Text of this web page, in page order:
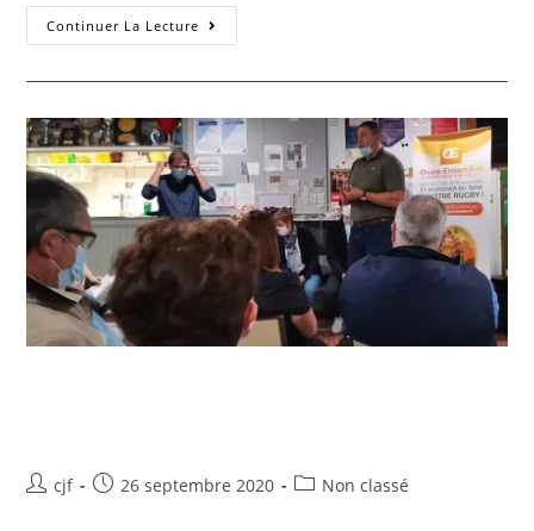
Continuer La Lecture
cjf 26 septembre 2020 Non classé